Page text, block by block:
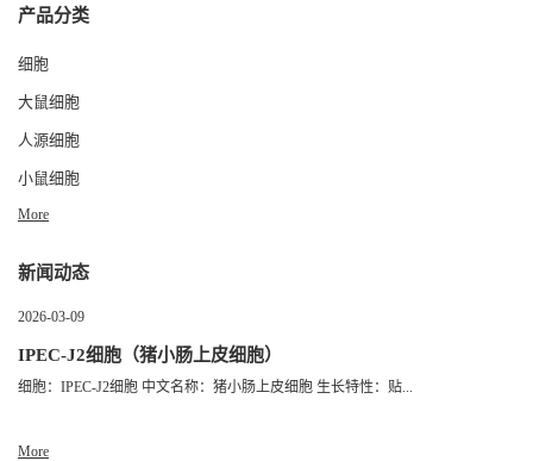
产品分类
细胞
大鼠细胞
人源细胞
小鼠细胞
More
新闻动态
2026-03-09
IPEC-J2细胞（猪小肠上皮细胞）
细胞：IPEC-J2细胞 中文名称：猪小肠上皮细胞 生长特性：贴...
More